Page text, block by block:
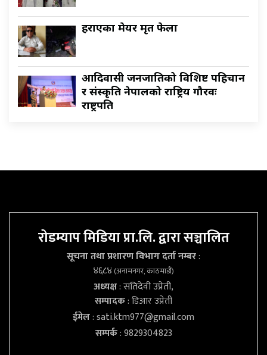
हराएका मेयर मृत फेला
आदिवासी जनजातिको विशिष्ट पहिचान
र संस्कृति नेपालको राष्ट्रिय गौरवः
राष्ट्रपति
रोडम्याप मिडिया प्रा.लि. द्वारा सञ्चालित
सूचना तथा प्रशारण विभाग दर्ता नम्बर:
४६८४(अनामनगर, काठमाडौं)
अध्यक्ष: सतिदेवी उप्रेती,
सम्पादक: डिआर उप्रेती
ईमेल:sati.ktm977@gmail.com
सम्पर्क: 9829304823